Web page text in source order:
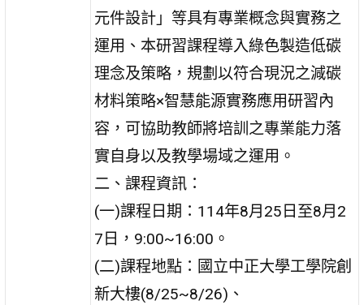
元件設計」等具有專業概念與實務之
運用、本研習課程導入綠色製造低碳
理念及策略，規劃以符合現況之減碳
材料策略×智慧能源實務應用研習內
容，可協助教師將培訓之專業能力落
實自身以及教學場域之運用。
二、課程資訊：
(一)課程日期：114年8月25日至8月2
7日，9:00~16:00。
(二)課程地點：國立中正大學工學院創
新大樓(8/25~8/26)、